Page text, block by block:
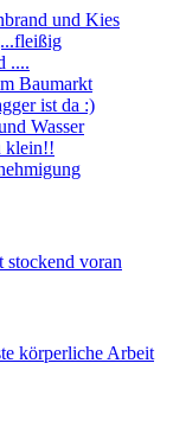
und Kies
....
Baumarkt
ist da :)
Wasser
klein!!
stockend voran
körperliche Arbeit